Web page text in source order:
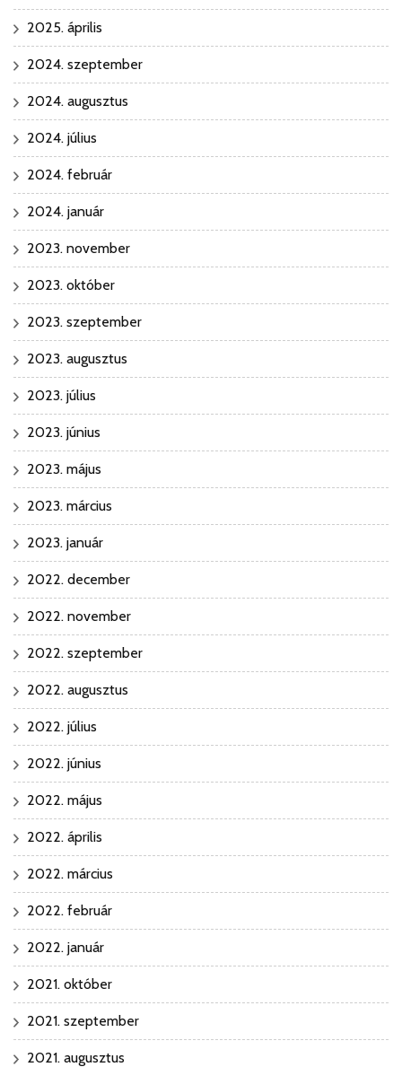
2025. április
2024. szeptember
2024. augusztus
2024. július
2024. február
2024. január
2023. november
2023. október
2023. szeptember
2023. augusztus
2023. július
2023. június
2023. május
2023. március
2023. január
2022. december
2022. november
2022. szeptember
2022. augusztus
2022. július
2022. június
2022. május
2022. április
2022. március
2022. február
2022. január
2021. október
2021. szeptember
2021. augusztus